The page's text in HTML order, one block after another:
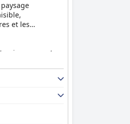
et les
que pour
bien
et les salles